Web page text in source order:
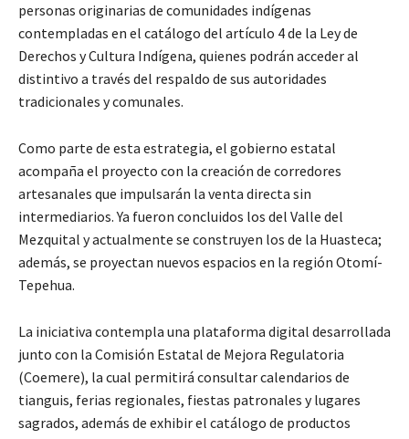
personas originarias de comunidades indígenas
contempladas en el catálogo del artículo 4 de la Ley de
Derechos y Cultura Indígena, quienes podrán acceder al
distintivo a través del respaldo de sus autoridades
tradicionales y comunales.
Como parte de esta estrategia, el gobierno estatal
acompaña el proyecto con la creación de corredores
artesanales que impulsarán la venta directa sin
intermediarios. Ya fueron concluidos los del Valle del
Mezquital y actualmente se construyen los de la Huasteca;
además, se proyectan nuevos espacios en la región Otomí-
Tepehua.
La iniciativa contempla una plataforma digital desarrollada
junto con la Comisión Estatal de Mejora Regulatoria
(Coemere), la cual permitirá consultar calendarios de
tianguis, ferias regionales, fiestas patronales y lugares
sagrados, además de exhibir el catálogo de productos